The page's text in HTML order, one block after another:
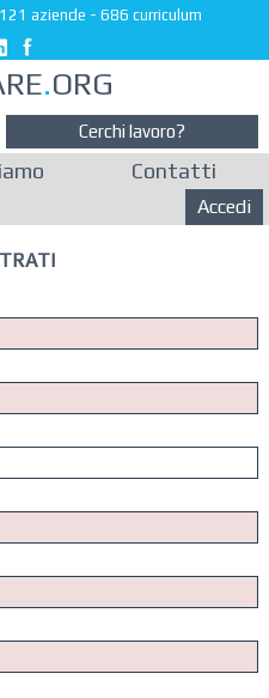
aziende - 686 curriculum
.ORG
Cerchi lavoro?
Contatti
Accedi